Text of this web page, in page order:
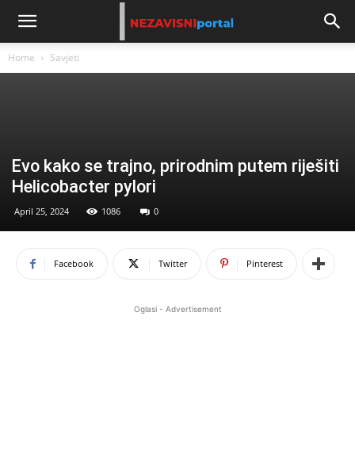
Home Savjeti
Evo kako se trajno, prirodnim putem riješiti
Helicobacter pylori
April 25, 2024 1086 0
Facebook Twitter Pinterest
Oglasi - Advertisement